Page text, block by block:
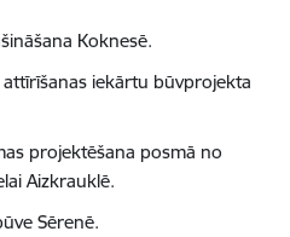
Koknesē.
iekārtu būvprojekta
projektēšana posmā no
Aizkrauklē.
Sērenē.